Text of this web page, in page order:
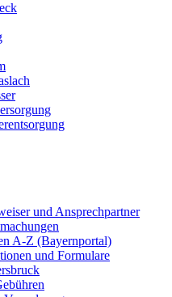
und Ansprechpartner
A-Z (Bayernportal)
und Formulare